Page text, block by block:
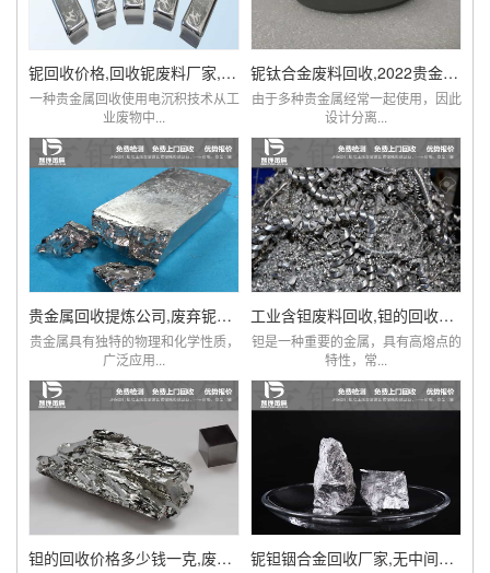
铌回收价格,回收铌废料厂家,铌现在多少钱一克
一种贵金属回收使用电沉积技术从工
业废物中...
铌钛合金废料回收,2022贵金属铌市场价格查询
由于多种贵金属经常一起使用，因此
设计分离...
贵金属回收提炼公司,废弃铌粉,铌棒,铌铁回收
贵金属具有独特的物理和化学性质，
广泛应用...
工业含钽废料回收,钽的回收价格,贵金属钽回收
钽是一种重要的金属，具有高熔点的
特性，常...
钽的回收价格多少钱一克,废旧钽电阻电容回收厂家 铌钽铟合金回收厂家,无中间商赚差价,价比同优